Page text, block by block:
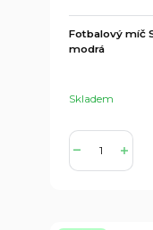
Fotbalový míč
modrá
Skladem